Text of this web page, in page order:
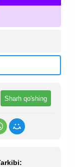
Sharh qo'shing